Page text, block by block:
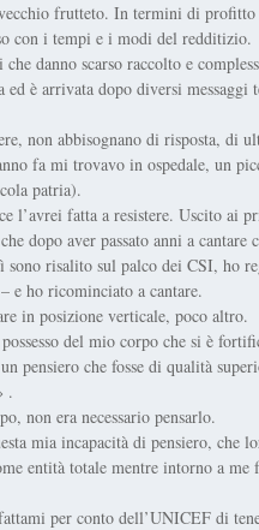
frutteto. In termini di
con i tempi e i modi del redditizio.
danno scarso raccolto e
è arrivata dopo diversi messaggi
non abbisognano di risposta, di
fa mi trovavo in ospedale, un
patria).
l’avrei fatta a resistere. Uscito ai
dopo aver passato anni a
sono risalito sul palco dei CSI, ho
e ho ricominciato a cantare.
in posizione verticale, poco altro.
del mio corpo che si è
pensiero che fosse di qualità
.
non era necessario pensarlo.
mia incapacità di pensiero, che
entità totale mentre intorno a
per conto dell’UNICEF di